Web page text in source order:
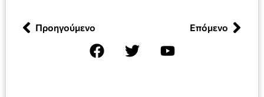
Προηγούμενο Επόμενο